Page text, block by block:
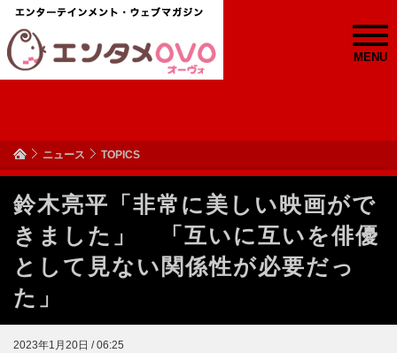
MENU
ニュース TOPICS
鈴木亮平「非常に美しい映画がで
きました」 「互いに互いを俳優
として見ない関係性が必要だっ
た」
2023年1月20日 / 06:25